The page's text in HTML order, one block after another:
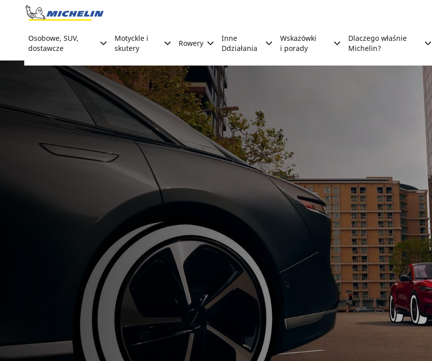
Go to page content
Osobowe, SUV,
dostawcze
Motyckle i
skutery
Rowery
Inne
Ddziałania
Wskazówki
i porady
Dlaczego właśnie
Michelin?